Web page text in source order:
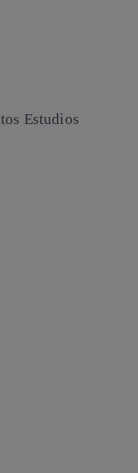
Estudios